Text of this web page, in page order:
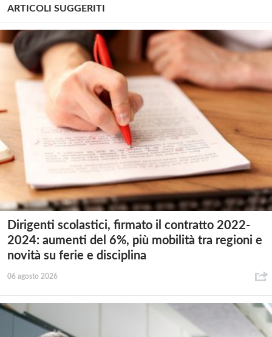
ARTICOLI SUGGERITI
Dirigenti scolastici, firmato il contratto 2022-
2024: aumenti del 6%, più mobilità tra regioni e
novità su ferie e disciplina
06 agosto 2026